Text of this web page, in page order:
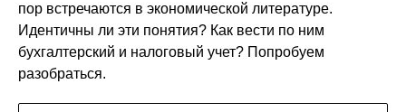
пор встречаются в экономической литературе.
Идентичны ли эти понятия? Как вести по ним
бухгалтерский и налоговый учет? Попробуем
разобраться.